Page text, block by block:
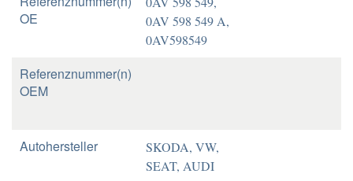
OE
0AV 598 549 A,
0AV598549
Referenznummer(n)
OEM
Autohersteller
SKODA, VW,
SEAT, AUDI